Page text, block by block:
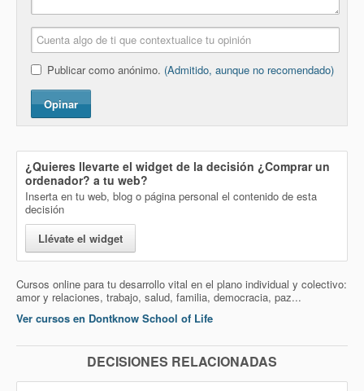
Publicar como anónimo. (Admitido, aunque no recomendado)
Opinar
¿Quieres llevarte el widget de la decisión ¿Comprar un
ordenador? a tu web?
Inserta en tu web, blog o página personal el contenido de esta
decisión
Llévate el widget
Cursos online para tu desarrollo vital en el plano individual y colectivo:
amor y relaciones, trabajo, salud, familia, democracia, paz...
Ver cursos en Dontknow School of Life
DECISIONES RELACIONADAS